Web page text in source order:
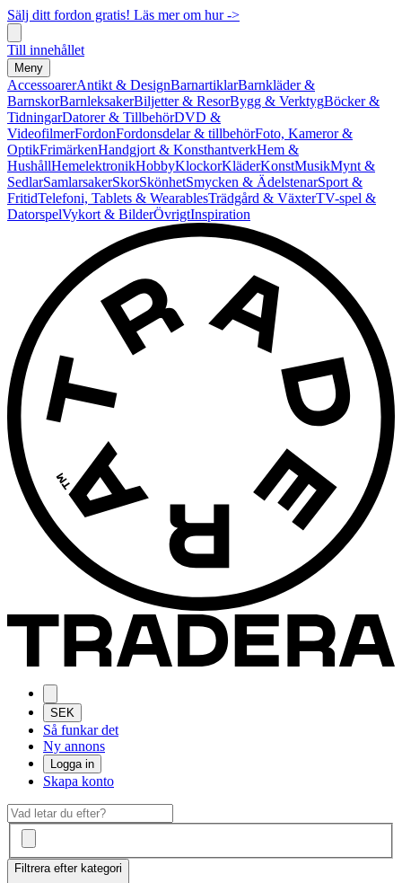
Sälj ditt fordon gratis! Läs mer om hur ->
Till innehållet
Meny
AccessoarerAntikt & DesignBarnartiklarBarnkläder &
BarnskorBarnleksakerBiljetter & ResorBygg & VerktygBöcker &
TidningarDatorer & TillbehörDVD &
VideofilmerFordonFordonsdelar & tillbehörFoto, Kameror &
OptikFrimärkenHandgjort & KonsthantverkHem &
HushållHemelektronikHobbyKlockorKläderKonstMusikMynt &
SedlarSamlarsakerSkorSkönhetSmycken & ÄdelstenarSport &
FritidTelefoni, Tablets & WearablesTrädgård & VäxterTV-spel &
DatorspelVykort & BilderÖvrigtInspiration
SEK
Så funkar det
Ny annons
Logga in
Skapa konto
Filtrera efter kategori